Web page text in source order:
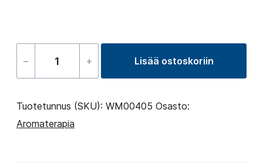
–
Aroma
blossom
for
+ Lisää ostoskoriin
Tuotetunnus (SKU): WM00405 Osasto:
Aromaterapia